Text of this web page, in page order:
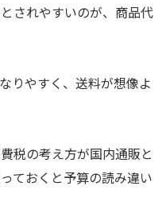
されやすいのが、商品代
りやすく、送料が想像よ
税の考え方が国内通販と
ておくと予算の読み違い